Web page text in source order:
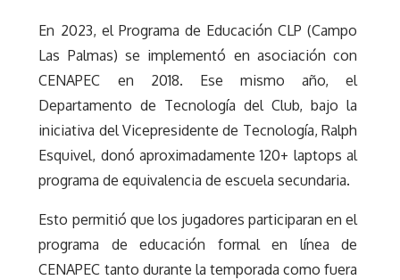
En 2023, el Programa de Educación CLP (Campo
Las Palmas) se implementó en asociación con
CENAPEC en 2018. Ese mismo año, el
Departamento de Tecnología del Club, bajo la
iniciativa del Vicepresidente de Tecnología, Ralph
Esquivel, donó aproximadamente 120+ laptops al
programa de equivalencia de escuela secundaria.
Esto permitió que los jugadores participaran en el
programa de educación formal en línea de
CENAPEC tanto durante la temporada como fuera